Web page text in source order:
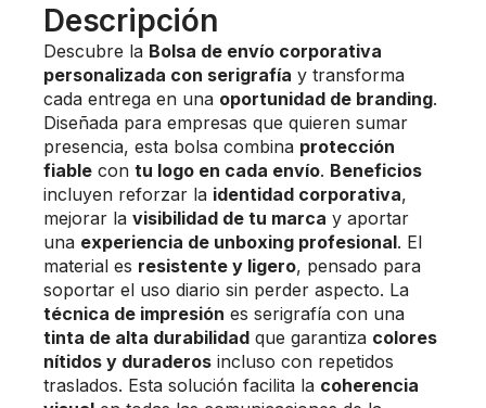
Descripción
Descubre la Bolsa de envío corporativa
personalizada con serigrafía y transforma
cada entrega en una oportunidad de branding.
Diseñada para empresas que quieren sumar
presencia, esta bolsa combina protección
fiable con tu logo en cada envío. Beneficios
incluyen reforzar la identidad corporativa,
mejorar la visibilidad de tu marca y aportar
una experiencia de unboxing profesional. El
material es resistente y ligero, pensado para
soportar el uso diario sin perder aspecto. La
técnica de impresión es serigrafía con una
tinta de alta durabilidad que garantiza colores
nítidos y duraderos incluso con repetidos
traslados. Esta solución facilita la coherencia